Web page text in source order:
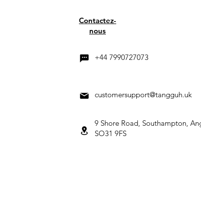
Contactez-
nous
+44 7990727073
customersupport@tangguh.uk
9 Shore Road, Southampton,
SO31 9FS